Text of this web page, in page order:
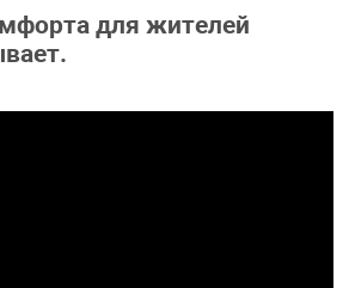
для жителей